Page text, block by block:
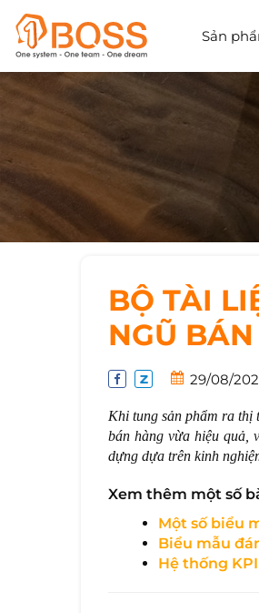
Sản
BỘ TÀI
NGŨ
29/08/
Khi tung sản phẩm ra
bán hàng vừa hiệu quả,
dựng dựa trên kinh
Xem thêm một số
Một số biểu
Biểu mẫu
Hệ thống